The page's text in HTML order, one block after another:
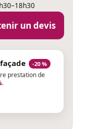
un devis
-20 %
prestation de
.